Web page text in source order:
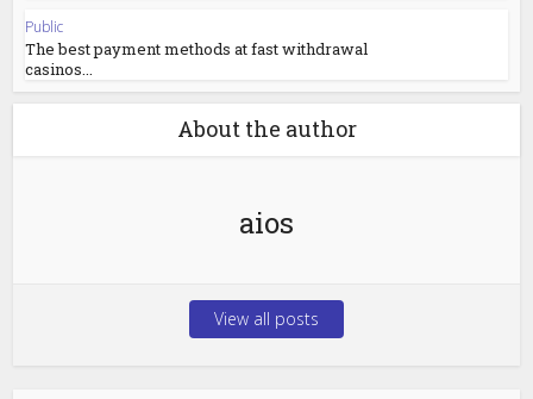
Public
The best payment methods at fast withdrawal
casinos...
About the author
aios
View all posts